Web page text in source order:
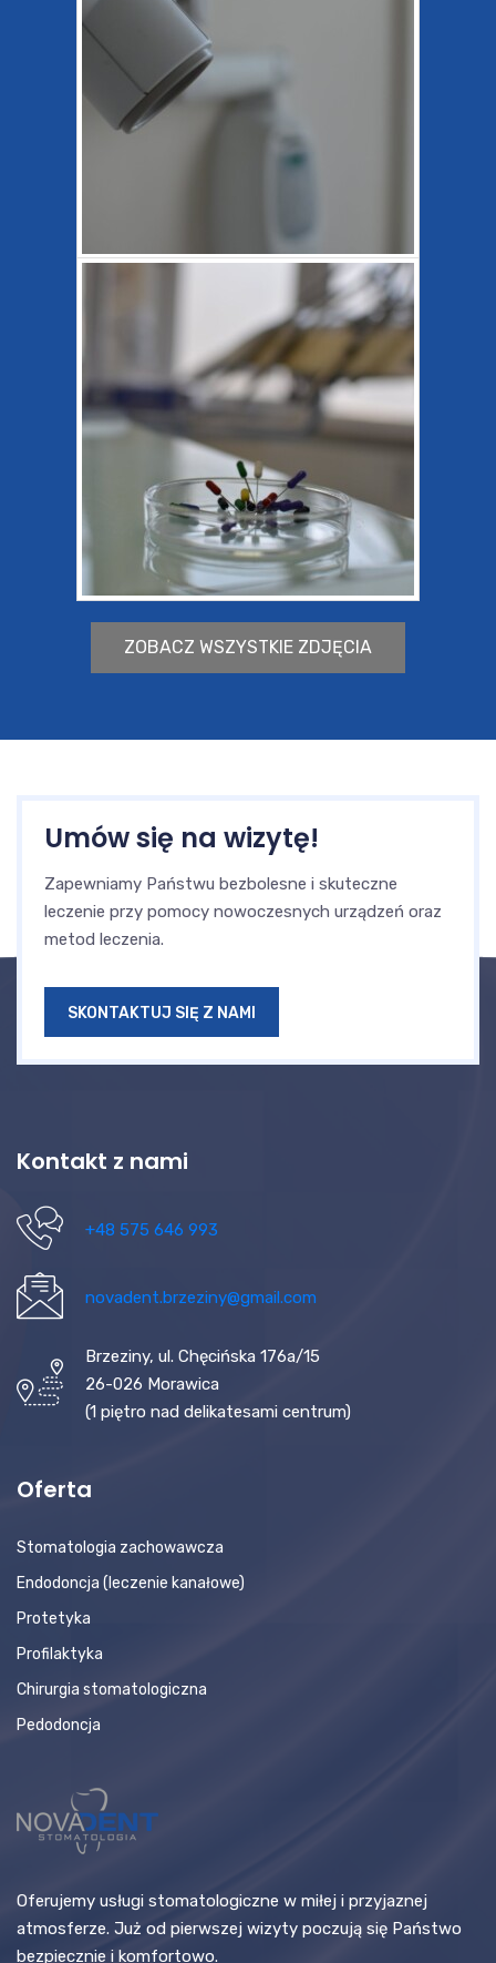
ZOBACZ WSZYSTKIE ZDJĘCIA
Umów się na wizytę!
Zapewniamy Państwu bezbolesne i skuteczne
leczenie przy pomocy nowoczesnych urządzeń oraz
metod leczenia.
SKONTAKTUJ SIĘ Z NAMI
Kontakt z nami
+48 575 646 993
novadent.brzeziny@gmail.com
Brzeziny, ul. Chęcińska 176a/15
26-026 Morawica
(1 piętro nad delikatesami centrum)
Oferta
Stomatologia zachowawcza
Endodoncja (leczenie kanałowe)
Protetyka
Profilaktyka
Chirurgia stomatologiczna
Pedodoncja
Oferujemy usługi stomatologiczne w miłej i przyjaznej
atmosferze. Już od pierwszej wizyty poczują się Państwo
bezpiecznie i komfortowo.